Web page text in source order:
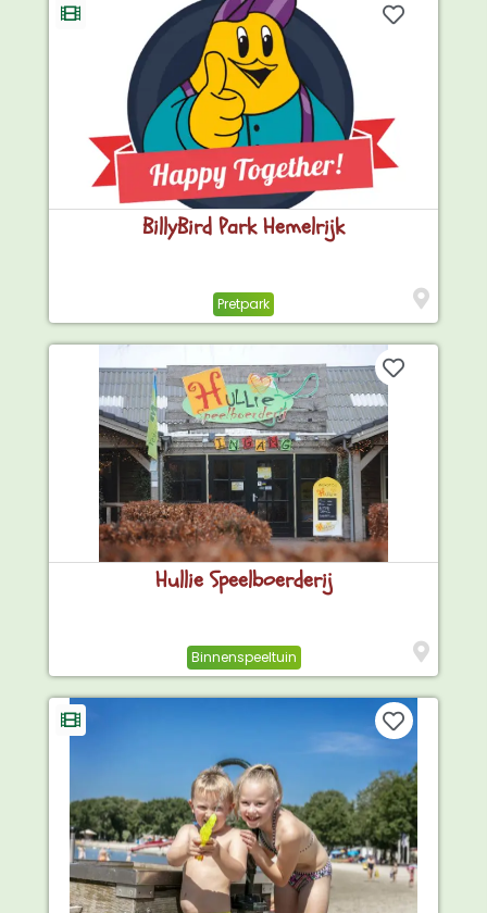
BillyBird Park Hemelrijk
Pretpark
Hullie Speelboerderij
Binnenspeeltuin